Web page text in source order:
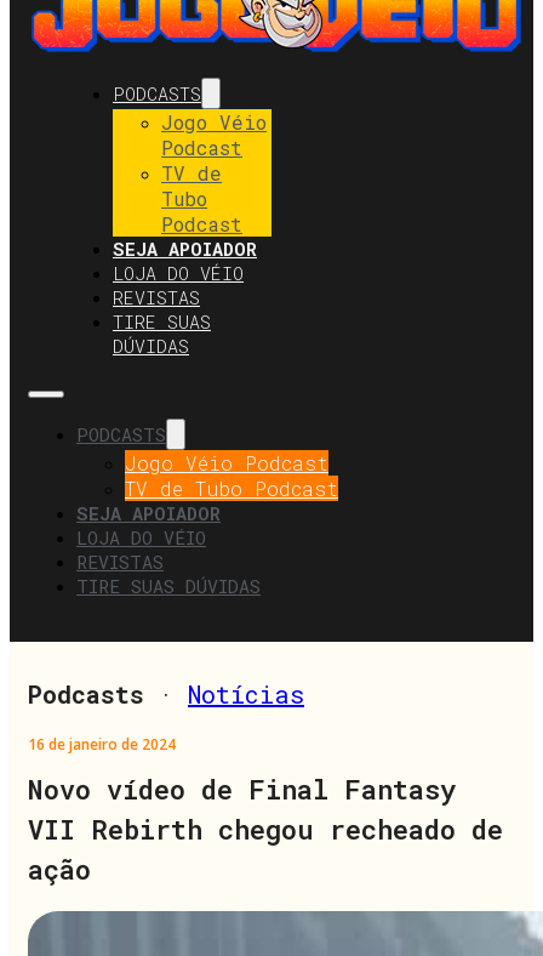
PODCASTS
Jogo Véio
Podcast
TV de
Tubo
Podcast
SEJA APOIADOR
LOJA DO VÉIO
REVISTAS
TIRE SUAS
DÚVIDAS
PODCASTS
Jogo Véio Podcast
TV de Tubo Podcast
SEJA APOIADOR
LOJA DO VÉIO
REVISTAS
TIRE SUAS DÚVIDAS
Podcasts · Notícias
16 de janeiro de 2024
Novo vídeo de Final Fantasy
VII Rebirth chegou recheado de
ação